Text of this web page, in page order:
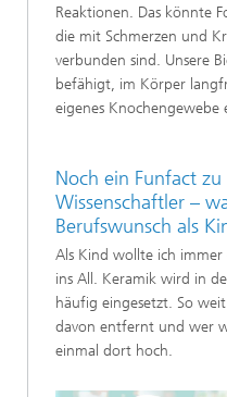
Reaktionen. Das könnte
die mit Schmerzen und
verbunden sind. Unsere
befähigt, im Körper
eigenes
Noch ein Funfact
Wissenschaftler –
Berufswunsch als
Als Kind wollte ich
ins All. Keramik wird in
häufig eingesetzt. So
davon entfernt und wer
einmal dort hoch.